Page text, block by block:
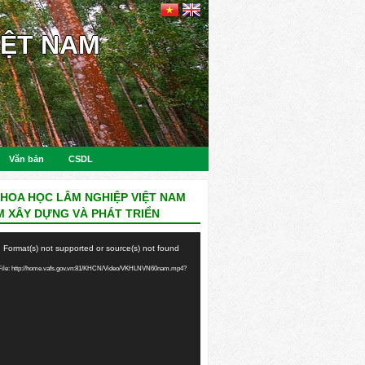
NAM
Văn bản CSDL
HỌC LÂM NGHIỆP VIỆT NAM
XÂY DỰNG VÀ PHÁT TRIỂN
Format(s) not supported or source(s) not found
http://home.vafs.gov.vn:81/KHCN/Video/VKHLNVN60nam.mp4?